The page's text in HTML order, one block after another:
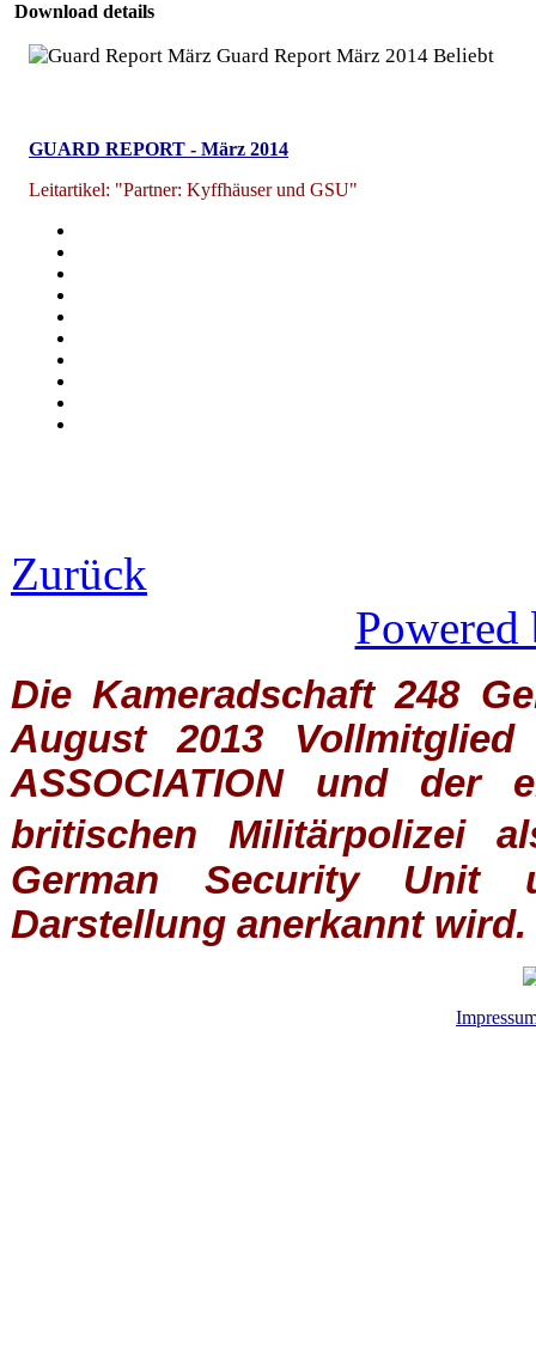
Download details
Guard Report März 2014 Beliebt
GUARD REPORT - März 2014
Leitartikel: "Partner: Kyffhäuser und GSU"
Zurück
Die Kameradschaft 248
August 2013
ASSOCIATIONund der
britischen
Militärpolizei
German Security Unit
Darstellung anerkannt wird.